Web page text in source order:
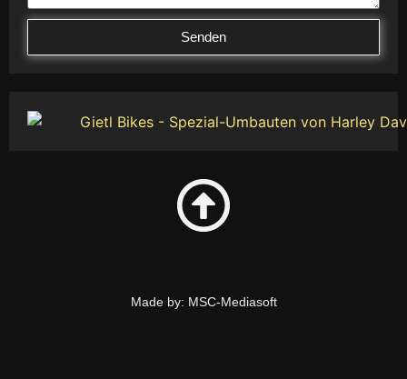
Senden
Made by: MSC-Mediasoft